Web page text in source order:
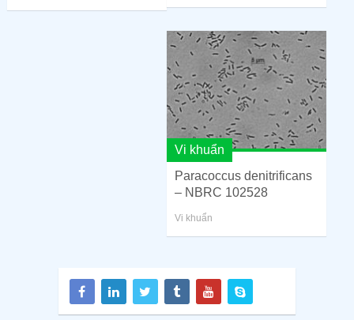
Vi khuẩn
Paracoccus denitrificans
– NBRC 102528
Vi khuẩn